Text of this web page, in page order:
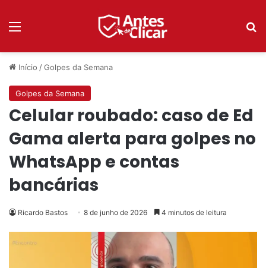
Início /Golpes da Semana
Golpes da Semana
Celular roubado: caso de Ed
Gama alerta para golpes no
WhatsApp e contas
bancárias
Ricardo Bastos 8 de junho de 2026 4 minutos de leitura